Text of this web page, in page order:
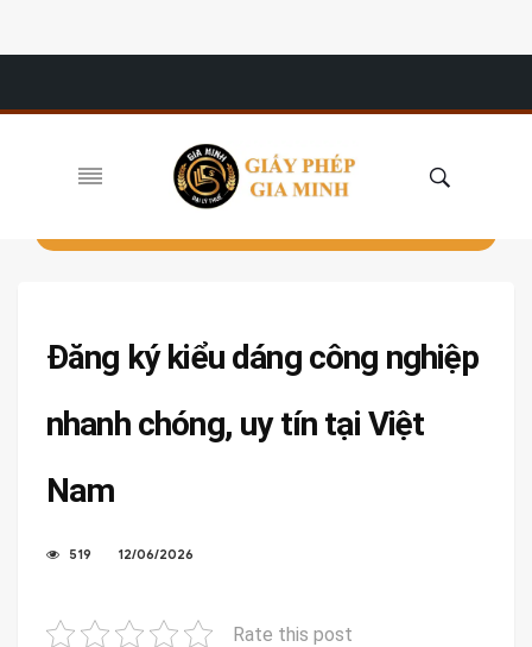
Đăng ký kiểu dáng công nghiệp
nhanh chóng, uy tín tại Việt
Nam
519 12/06/2026
Rate this post